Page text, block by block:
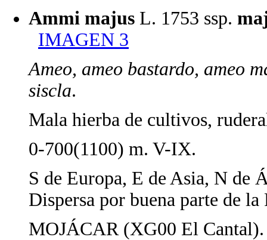
Ammi majus L. 1753 ssp.
IMAGEN 3
Ameo, ameo bastardo, ameo
siscla.
Mala hierba de cultivos,
0-700(1100) m. V-IX.
S de Europa, E de Asia, N de
Dispersa por buena parte de
MOJÁCAR (XG00 El Cantal).